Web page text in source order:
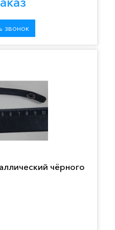
звонок
чёрного